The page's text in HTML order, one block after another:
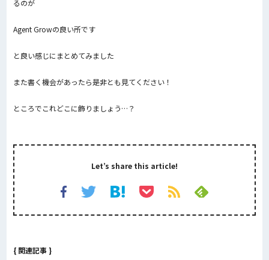
るのが
Agent Growの良い所です
と良い感じにまとめてみました
また書く機会があったら是非とも見てください！
ところでこれどこに飾りましょう…？
Let’s share this article!
{ 関連記事 }